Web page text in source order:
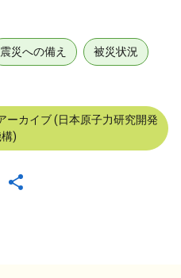
震災への備え 被災状況
ーカイブ (日本原子力研究開発
)